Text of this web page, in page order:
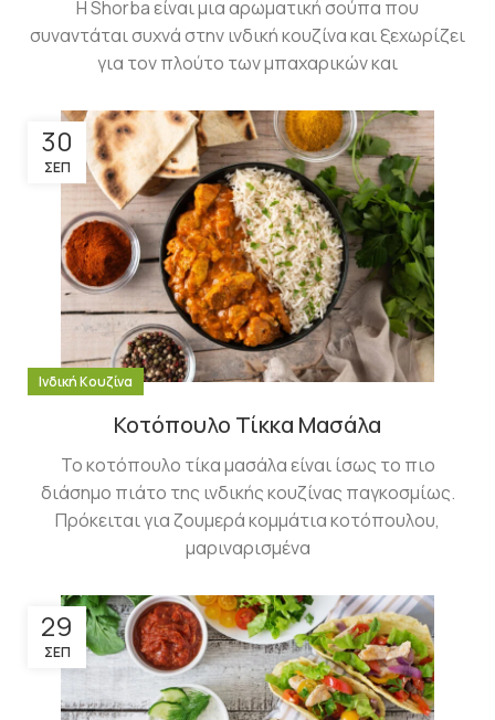
Η Shorba είναι μια αρωματική σούπα που
συναντάται συχνά στην ινδική κουζίνα και ξεχωρίζει
για τον πλούτο των μπαχαρικών και
30
ΣΕΠ
Ινδική Κουζίνα
Κοτόπουλο Τίκκα Μασάλα
Το κοτόπουλο τίκα μασάλα είναι ίσως το πιο
διάσημο πιάτο της ινδικής κουζίνας παγκοσμίως.
Πρόκειται για ζουμερά κομμάτια κοτόπουλου,
μαριναρισμένα
29
ΣΕΠ